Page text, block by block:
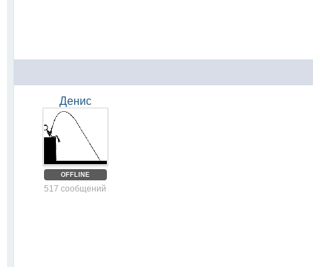
Денис
OFFLINE
517 сообщений